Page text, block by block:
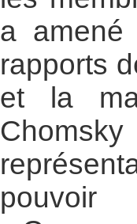
a amené
rapports
et la